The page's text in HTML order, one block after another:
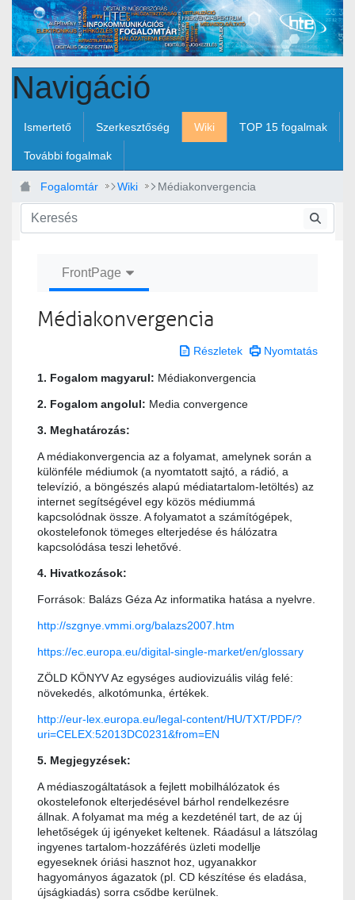
Ugrás a fő tartalomhoz
Navigáció
Ismertető Szerkesztőség Wiki TOP 15 fogalmak
További fogalmak
Fogalomtár Wiki Médiakonvergencia
FrontPage
Médiakonvergencia
Részletek Nyomtatás
1. Fogalom magyarul: Médiakonvergencia
2. Fogalom angolul: Media convergence
3. Meghatározás:
A médiakonvergencia az a folyamat, amelynek során a
különféle médiumok (a nyomtatott sajtó, a rádió, a
televízió, a böngészés alapú médiatartalom-letöltés) az
internet segítségével egy közös médiummá
kapcsolódnak össze. A folyamatot a számítógépek,
okostelefonok tömeges elterjedése és hálózatra
kapcsolódása teszi lehetővé.
4. Hivatkozások:
Források: Balázs Géza Az informatika hatása a nyelvre.
http://szgnye.vmmi.org/balazs2007.htm
https://ec.europa.eu/digital-single-market/en/glossary
ZÖLD KÖNYV Az egységes audiovizuális világ felé:
növekedés, alkotómunka, értékek.
http://eur-lex.europa.eu/legal-content/HU/TXT/PDF/?
uri=CELEX:52013DC0231&from=EN
5. Megjegyzések:
A médiaszogáltatások a fejlett mobilhálózatok és
okostelefonok elterjedésével bárhol rendelkezésre
állnak. A folyamat ma még a kezdeténél tart, de az új
lehetőségek új igényeket keltenek. Ráadásul a látszólag
ingyenes tartalom-hozzáférés üzleti modellje
egyeseknek óriási hasznot hoz, ugyanakkor
hagyományos ágazatok (pl. CD készítése és eladása,
újságkiadás) sorra csődbe kerülnek.